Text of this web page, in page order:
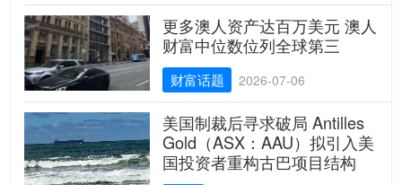
更多澳人资产达百万美元 澳人
财富中位数位列全球第三
财富话题 2026-07-06
美国制裁后寻求破局 Antilles
Gold（ASX：AAU）拟引入美
国投资者重构古巴项目结构